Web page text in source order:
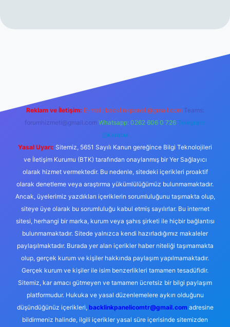
Reklam ve İletişim: E-mail: backlinkpaneli@gmail.com Teams:
forumhizmeti@gmail.com Whatsapp: 0262 606 0 726 Telegram:
@karabul
Yasal Uyarı: Sitemiz, 5651 Sayılı Kanun gereğince Bilgi Teknolojileri
ve İletişim Kurumu (BTK) tarafından onaylanmış bir Yer Sağlayıcı
olarak hizmet vermektedir. Bu nedenle, sitedeki içerikleri proaktif
olarak denetleme veya araştırma yükümlülüğümüz bulunmamaktadır.
Ancak, üyelerimiz yazdıkları içeriklerin sorumluluğunu taşımakta olup,
siteye üye olarak bu sorumluluğu kabul etmiş sayılırlar. Bu internet
sitesi, herhangi bir marka, kurum veya şahıs şirketi ile hiçbir bağlantısı
bulunmamaktadır. Sitede yalnızca kendi hazırladığımız makaleler
paylaşılmaktadır. Burada yer alan içerikler haber niteliği taşımamakta
olup, gerçek kurum ve kişiler hakkında paylaşım yapılmamaktadır.
Gerçek kurum ve kişiler ile isim benzerlikleri tamamen tesadüfidir.
Sitemiz, kar amacı gütmeyen ve tamamen ücretsiz bir bilgi paylaşım
platformudur. Hukuka ve yasal düzenlemelere aykırı olduğunu
düşündüğünüz içerikleri, backlinkpanelicomtr@gmail.comadresine
bildirmeniz halinde, ilgili içerikler yasal süre içerisinde sitemizden